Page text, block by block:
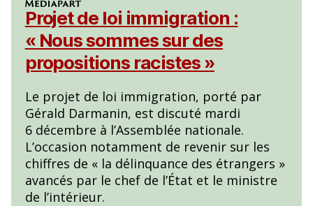
Projet de loi immigration :
« Nous sommes sur des
propositions racistes »
Le projet de loi immigration, porté par
Gérald Darmanin, est discuté mardi
6 décembre à l’Assemblée nationale.
L’occasion notamment de revenir sur les
chiffres de « la délinquance des étrangers »
avancés par le chef de l’État et le ministre
de l’intérieur.